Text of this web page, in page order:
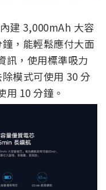
建 3,000mAh 大容
，能輕鬆應付大面
訊，使用標準吸力
模式可使用 30 分
10 分鐘。